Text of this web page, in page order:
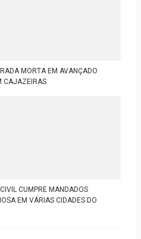
MORTA EM AVANÇADO
CAJAZEIRAS
CUMPRE MANDADOS
EM VÁRIAS CIDADES DO